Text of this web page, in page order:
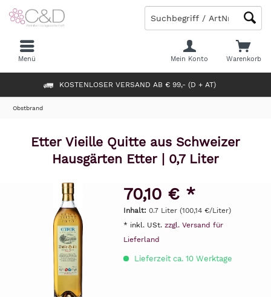
KOSTENLOSER VERSAND AB € 99,- (D + AT)
Warenkorb
Mein Konto
Menü
Obstbrand
Etter Vieille Quitte aus Schweizer
Hausgärten Etter | 0,7 Liter
70,10 € *
Inhalt: 0.7 Liter (100,14 €/Liter)
* inkl. USt. zzgl. Versand für
Lieferland
Lieferzeit ca. 10 Werktage